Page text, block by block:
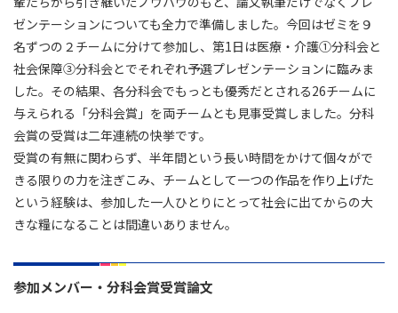
ゼンテーションについても全力で準備しました。今回はゼミを９
名ずつの２チームに分けて参加し、第1日は医療・介護①分科会と
社会保障③分科会とでそれぞれ予選プレゼンテーションに臨みま
した。その結果、各分科会でもっとも優秀だとされる26チームに
与えられる「分科会賞」を両チームとも見事受賞しました。分科
会賞の受賞は二年連続の快挙です。
受賞の有無に関わらず、半年間という長い時間をかけて個々がで
きる限りの力を注ぎこみ、チームとして一つの作品を作り上げた
という経験は、参加した一人ひとりにとって社会に出てからの大
きな糧になることは間違いありません。
参加メンバー・分科会賞受賞論文